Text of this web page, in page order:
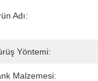
Adı:
Yöntemi:
Malzemesi: